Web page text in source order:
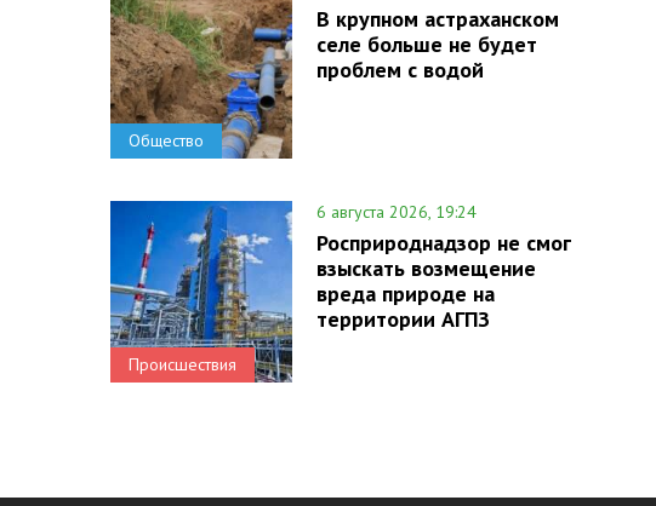
Общество
В крупном астраханском
селе больше не будет
проблем с водой
Происшествия
6 августа 2026, 19:24
Росприроднадзор не смог
взыскать возмещение
вреда природе на
территории АГПЗ